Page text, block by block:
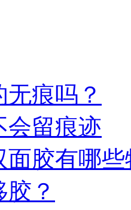
痕吗？
会留痕迹
面胶有哪
？